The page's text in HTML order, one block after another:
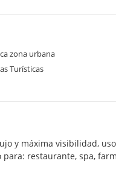
zona urbana
Turísticas
y máxima visibilidad,
restaurante, spa,